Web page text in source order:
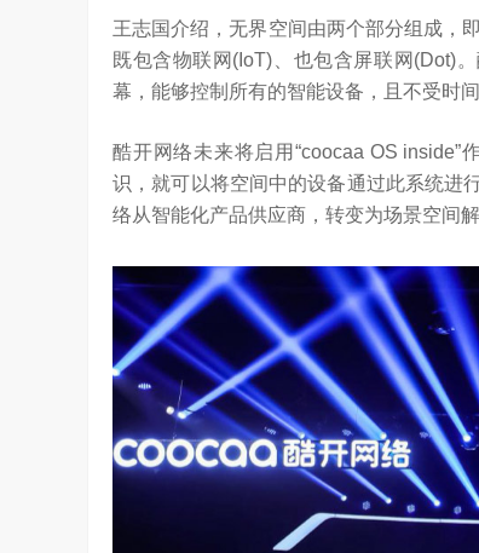
王志国介绍，无界空间由两个部分组成，
既包含物联网(IoT)、也包含屏联网(Dot)
幕，能够控制所有的智能设备，且不受时间
酷开网络未来将启用“coocaa OS
识，就可以将空间中的设备通过此系统进
络从智能化产品供应商，转变为场景空间解